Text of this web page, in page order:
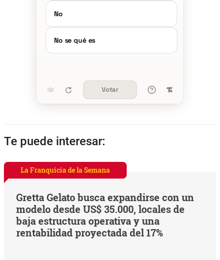
No
No se qué es
Votar
Te puede interesar:
La Franquicia de la Semana
Gretta Gelato busca expandirse con un
modelo desde US$ 35.000, locales de
baja estructura operativa y una
rentabilidad proyectada del 17%